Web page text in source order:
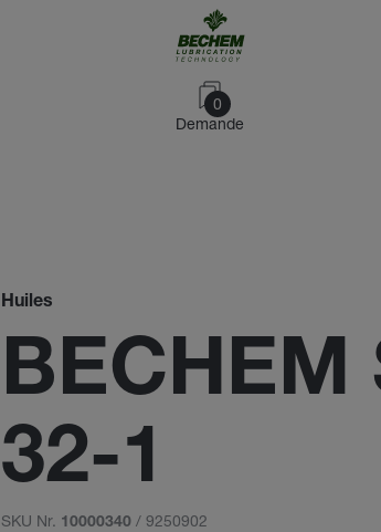
0
Demande
Huiles
BECHEM
32-1
SKU Nr. 10000340 / 9250902